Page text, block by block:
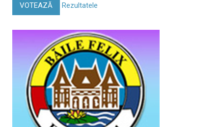
VOTEAZĂ Rezultatele